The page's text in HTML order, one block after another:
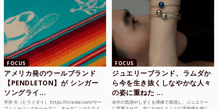
FOCUS
アメリカ発のウールブランド
【PENDLETON】が シンガー
ソングライ...
平井 大（ヒライダイ） https://hiraidai.com/サー
FOCUS
ジュエリーブランド、ラムダか
ら今を生き抜くしなやかな人々
の姿に重ねた ...
水中の気泡やしずくを球体で表現し、ジュエリー